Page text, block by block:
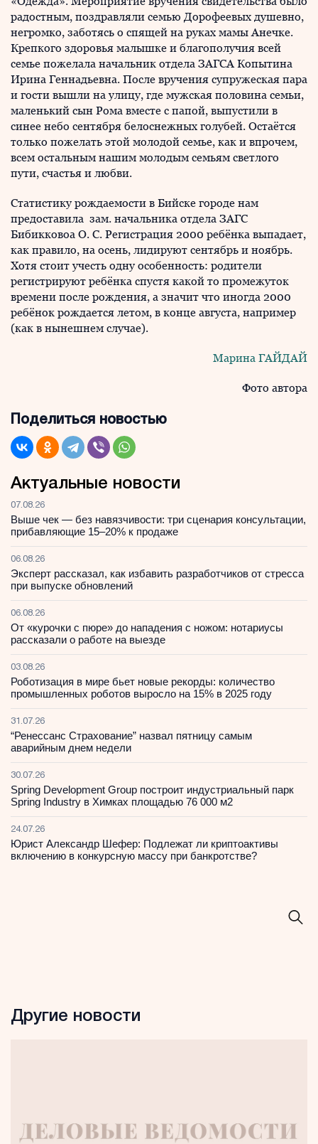
радостным, поздравляли семью Дорофеевых душевно,
негромко, заботясь о спящей на руках мамы Анечке.
Крепкого здоровья малышке и благополучия всей
семье пожелала начальник отдела ЗАГСА Копытина
Ирина Геннадьевна. После вручения супружеская пара
и гости вышли на улицу, где мужская половина семьи,
маленький сын Рома вместе с папой, выпустили в
синее небо сентября белоснежных голубей. Остаётся
только пожелать этой молодой семье, как и впрочем,
всем остальным нашим молодым семьям светлого
пути, счастья и любви.
Статистику рождаемости в Бийске городе нам
предоставила зам. начальника отдела ЗАГС
Бибикковоа О. С. Регистрация 2000 ребёнка выпадает,
как правило, на осень, лидируют сентябрь и ноябрь.
Хотя стоит учесть одну особенность: родители
регистрируют ребёнка спустя какой то промежуток
времени после рождения, а значит что иногда 2000
ребёнок рождается летом, в конце августа, например
(как в нынешнем случае).
Марина ГАЙДАЙ
Фото автора
Поделиться новостью
Актуальные новости
07.08.26
Выше чек — без навязчивости: три сценария консультации,
прибавляющие 15–20% к продаже
06.08.26
Эксперт рассказал, как избавить разработчиков от стресса
при выпуске обновлений
06.08.26
От «курочки с пюре» до нападения с ножом: нотариусы
рассказали о работе на выезде
03.08.26
Роботизация в мире бьет новые рекорды: количество
промышленных роботов выросло на 15% в 2025 году
31.07.26
“Ренессанс Страхование” назвал пятницу самым
аварийным днем недели
30.07.26
Spring Development Group построит индустриальный парк
Spring Industry в Химках площадью 76 000 м2
24.07.26
Юрист Александр Шефер: Подлежат ли криптоактивы
включению в конкурсную массу при банкротстве?
Другие новости